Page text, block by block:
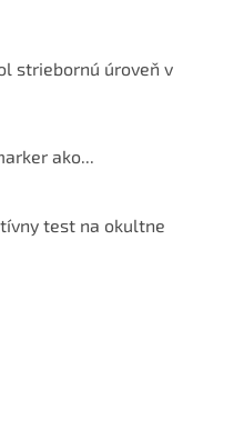
striebornú úroveň v
ako...
test na okultne